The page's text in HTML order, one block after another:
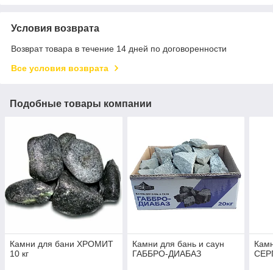
Условия возврата
Возврат товара в течение 14 дней по договоренности
Все условия возврата
Подобные товары компании
Камни для бани ХРОМИТ
10 кг
Камни для бань и саун
ГАББРО-ДИАБАЗ